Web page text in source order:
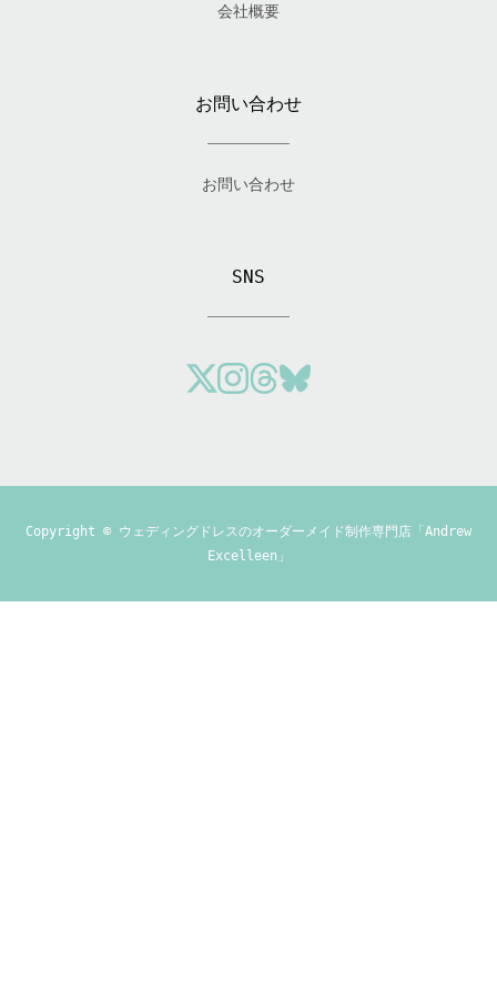
会社概要
お問い合わせ
お問い合わせ
SNS
Copyright © ウェディングドレスのオーダーメイド制作専門店「Andrew
Excelleen」